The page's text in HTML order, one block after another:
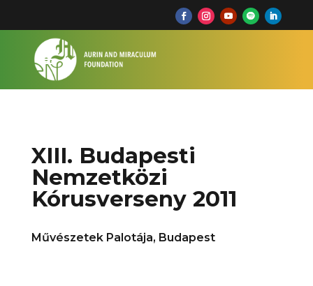
XIII. Budapesti
Nemzetközi
Kórusverseny 2011
Művészetek Palotája, Budapest